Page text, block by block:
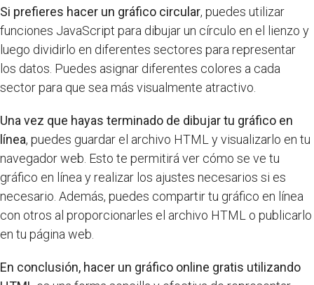
Si prefieres hacer un gráfico circular, puedes utilizar
funciones JavaScript para dibujar un círculo en el lienzo y
luego dividirlo en diferentes sectores para representar
los datos. Puedes asignar diferentes colores a cada
sector para que sea más visualmente atractivo.
Una vez que hayas terminado de dibujar tu gráfico en
línea, puedes guardar el archivo HTML y visualizarlo en tu
navegador web. Esto te permitirá ver cómo se ve tu
gráfico en línea y realizar los ajustes necesarios si es
necesario. Además, puedes compartir tu gráfico en línea
con otros al proporcionarles el archivo HTML o publicarlo
en tu página web.
En conclusión, hacer un gráfico online gratis utilizando